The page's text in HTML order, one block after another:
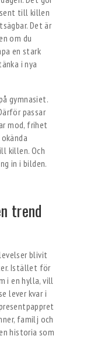
till killen
Det är
om du
en stark
i nya
gymnasiet.
passar
mod, frihet
killen. Och
in i bilden.
trend
blivit
Istället för
i en hylla, vill
lever kvar i
familj och
historia som